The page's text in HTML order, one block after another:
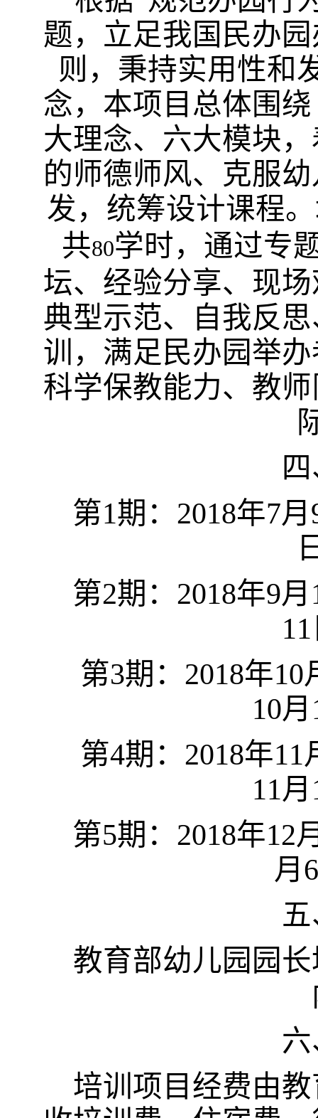
题，立足我国民办
则，秉持实用性和
念，本项目总体围
大理念、六大模块
的师德师风、克服
发，统筹设计课程
共80学时，通过专
坛、经验分享、现
典型示范、自我反
训，满足民办园举
科学保教能力、教
第1期： 2018年7月
第2期： 2018年9月
11
第3期： 2018年10
10月
第4期： 2018年11
11月
第5期： 2018年12
月 6
教育部幼儿园园
培训项目经费由